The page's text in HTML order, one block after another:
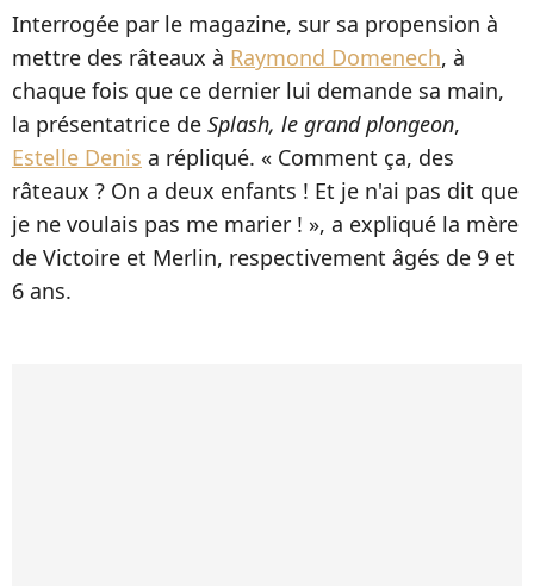
Interrogée par le magazine, sur sa propension à
mettre des râteaux à Raymond Domenech, à
chaque fois que ce dernier lui demande sa main,
la présentatrice de Splash, le grand plongeon,
Estelle Denis a répliqué. « Comment ça, des
râteaux ? On a deux enfants ! Et je n'ai pas dit que
je ne voulais pas me marier ! », a expliqué la mère
de Victoire et Merlin, respectivement âgés de 9 et
6 ans.